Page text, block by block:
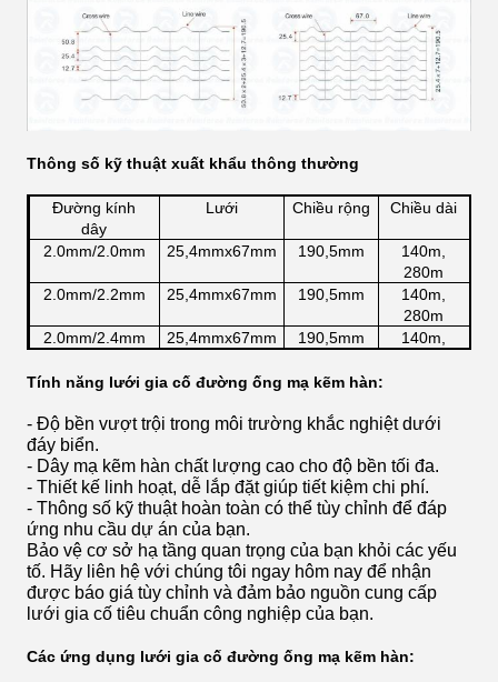
Thông số kỹ thuật xuất khẩu thông thường
Đường kính
dây
Lưới Chiều rộng Chiều dài
2.0mm/2.0mm 25,4mmx67mm 190,5mm
140m,
280m
2.0mm/2.2mm
25,4mmx67mm 190,5mm
140m,
280m
2.0mm/2.4mm
25,4mmx67mm 190,5mm
140m,
2.0mm/2.7mm
25,4mmx67mm 190,5mm
Sản phẩm có thể được tùy chỉnh theo yêu cầu của khách
Tính năng lưới gia cố đường ống mạ kẽm hàn:
- Độ bền vượt trội trong môi trường khắc nghiệt dưới
đáy biển.
- Dây mạ kẽm hàn chất lượng cao cho độ bền tối đa.
- Thiết kế linh hoạt, dễ lắp đặt giúp tiết kiệm chi phí.
- Thông số kỹ thuật hoàn toàn có thể tùy chỉnh để đáp
ứng nhu cầu dự án của bạn.
Bảo vệ cơ sở hạ tầng quan trọng của bạn khỏi các yếu
tố. Hãy liên hệ với chúng tôi ngay hôm nay để nhận
được báo giá tùy chỉnh và đảm bảo nguồn cung cấp
lưới gia cố tiêu chuẩn công nghiệp của bạn.
Các ứng dụng lưới gia cố đường ống mạ kẽm hàn: